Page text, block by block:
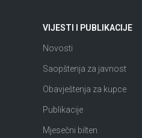
VIJESTI I PUBLIKACIJE
Novosti
Saopštenja za javnost
Obavještenja za kupce
Publikacije
Mjesečni bilten